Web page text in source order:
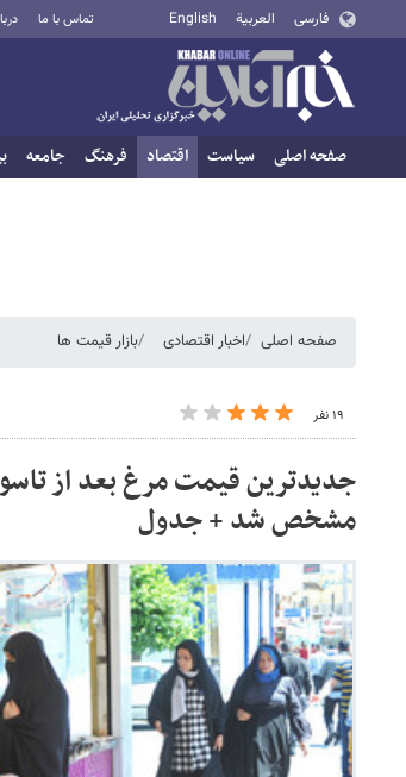
فارسی العربية English تماس با ما
صفحه اصلی سیاست اقتصاد فرهنگ جامعه
صفحه اصلی اخبار اقتصادی بازار قیمت ها
۱۹ نفر
جدیدترین قیمت مرغ بعد از
مشخص شد + جدول